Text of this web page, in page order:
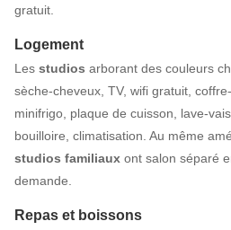
gratuit.
Logement
Les studios arborant des couleurs
sèche-cheveux, TV, wifi gratuit,
minifrigo, plaque de cuisson, lave-
bouilloire, climatisation. Au même
studios familiaux ont salon séparé
demande.
Repas et boissons